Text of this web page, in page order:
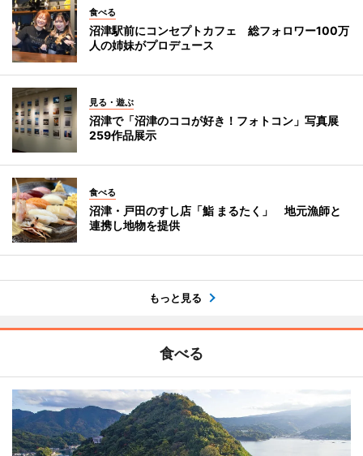
食べる
沼津駅前にコンセプトカフェ 総フォロワー100万
人の姉妹がプロデュース
見る・遊ぶ
沼津で「沼津のココが好き！フォトコン」写真展
259作品展示
食べる
沼津・戸田のすし店「鮨 まるたく」 地元漁師と
連携し地物を提供
もっと見る
食べる